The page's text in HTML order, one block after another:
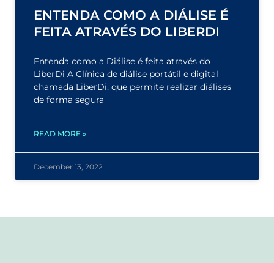
ENTENDA COMO A DIÁLISE É
FEITA ATRAVÉS DO LIBERDI
Entenda como a Diálise é feita através do
LiberDi A Clínica de diálise portátil e digital
chamada LiberDi, que permite realizar diálises
de forma segura
READ MORE »
December 13, 2022